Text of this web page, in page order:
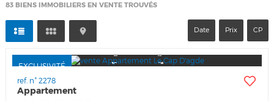
83 BIENS IMMOBILIERS EN VENTE TROUVÉS
Date Prix CP
EXCLUSIVITÉ
ref. n° 2278
Appartement